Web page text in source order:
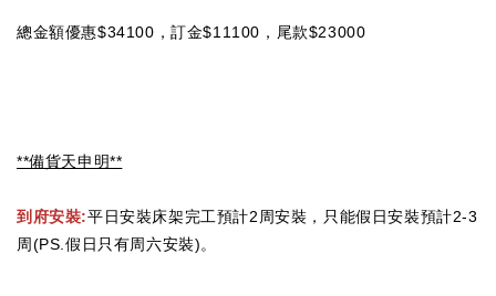
總金額優惠$34100，訂金$11100，尾款$23000
**備貨天申明**
到府安裝:平日安裝床架完工預計2周安裝，只能假日安裝預計2-3
周(PS.假日只有周六安裝)。